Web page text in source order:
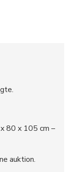
80 x 105 cm –
auktion.